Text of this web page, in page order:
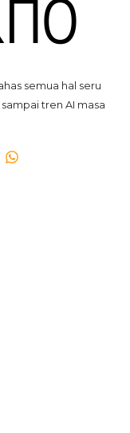
semua hal seru
tren AI masa